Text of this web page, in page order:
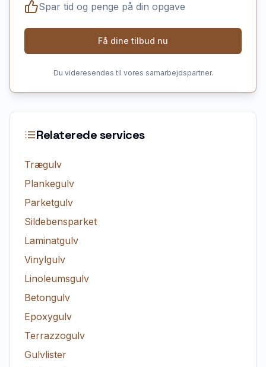
Spar tid og penge på din opgave
Få dine tilbud nu
Du videresendes til vores samarbejdspartner.
Relaterede services
Trægulv
Plankegulv
Parketgulv
Sildebensparket
Laminatgulv
Vinylgulv
Linoleumsgulv
Betongulv
Epoxygulv
Terrazzogulv
Gulvlister